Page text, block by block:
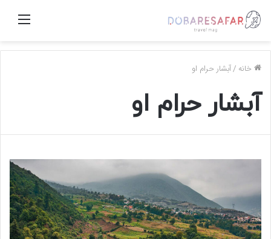
منو
خانه /آبشار حرام او
آبشار حرام او